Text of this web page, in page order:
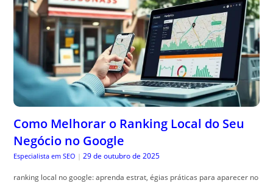
Como Melhorar o Ranking Local do Seu
Negócio no Google
Especialista em SEO | 29 de outubro de 2025
ranking local no google: aprenda estrat, égias práticas para aparecer no